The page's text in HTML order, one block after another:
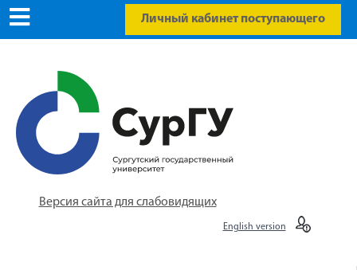
Личный кабинет поступающего
Версия сайта для слабовидящих
English version